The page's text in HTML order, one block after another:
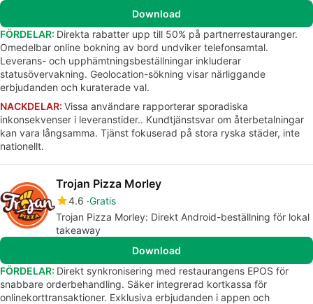
Download
FÖRDELAR: Direkta rabatter upp till 50% på partnerrestauranger.
Omedelbar online bokning av bord undviker telefonsamtal.
Leverans- och upphämtningsbeställningar inkluderar
statusövervakning. Geolocation-sökning visar närliggande
erbjudanden och kuraterade val.
NACKDELAR: Vissa användare rapporterar sporadiska
inkonsekvenser i leveranstider.. Kundtjänstsvar om återbetalningar
kan vara långsamma. Tjänst fokuserad på stora ryska städer, inte
nationellt.
Trojan Pizza Morley
4.6 Gratis
Trojan Pizza Morley: Direkt Android-beställning för lokal
takeaway
Download
FÖRDELAR: Direkt synkronisering med restaurangens EPOS för
snabbare orderbehandling. Säker integrerad kortkassa för
onlinekorttransaktioner. Exklusiva erbjudanden i appen och